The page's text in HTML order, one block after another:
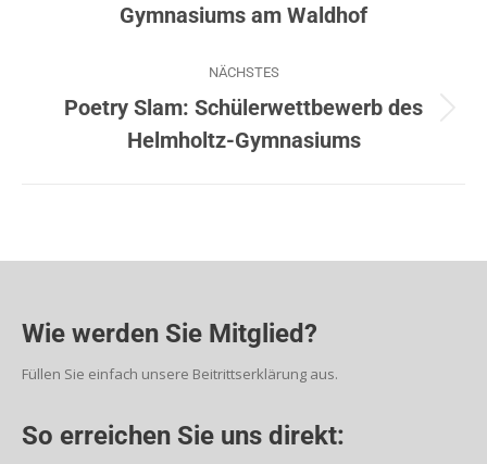
Gymnasiums am Waldhof
NÄCHSTES
Poetry Slam: Schülerwettbewerb des
Helmholtz-Gymnasiums
Wie werden Sie Mitglied?
Füllen Sie einfach unsere Beitrittserklärung aus.
So erreichen Sie uns direkt: